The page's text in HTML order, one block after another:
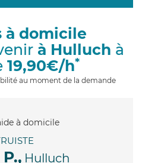
g
à domicile
à Hulluch à
19,90€/h*
au moment de la demande
Hulluch